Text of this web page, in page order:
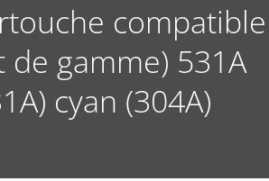
compatible
de gamme) 531A
cyan (304A)